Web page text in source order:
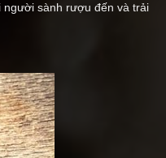
người sành rượu đến và trải